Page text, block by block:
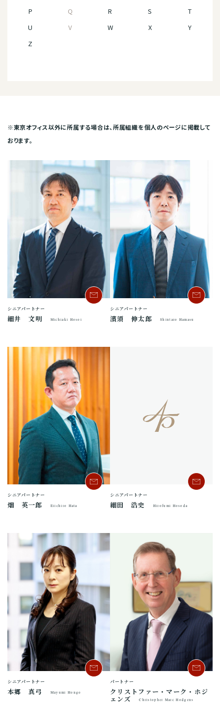
P
Q R S
T
U
V W X
Y
Z
※東京オフィス以外に所属する場合は、所属組織を個人のページに掲載して
おります。
シニアパートナー
細井 文明 Michiaki Hosoi
シニアパートナー
濱須 伸太郎 Shintaro Hamasu
シニアパートナー
畑 英一郎 Eiichiro Hata
シニアパートナー
細田 浩史 Hirofumi Hosoda
シニアパートナー
本郷 真弓 Mayumi Hongo
パートナー
クリストファー・マーク・ホジ
ェンズ Christopher Marc Hodgens